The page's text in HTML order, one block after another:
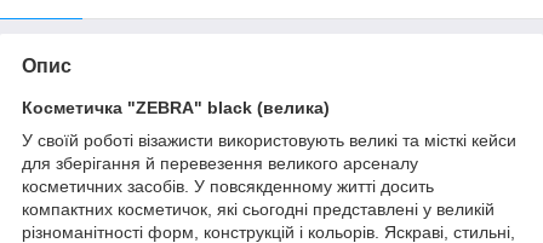
Опис
Косметичка "ZEBRA" black (велика)
У своїй роботі візажисти використовують великі та місткі кейси
для зберігання й перевезення великого арсеналу
косметичних засобів. У повсякденному житті досить
компактних косметичок, які сьогодні представлені у великій
різноманітності форм, конструкцій і кольорів. Яскраві, стильні,